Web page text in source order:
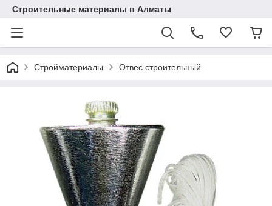
Строительные материалы в Алматы
Стройматериалы Отвес строительный